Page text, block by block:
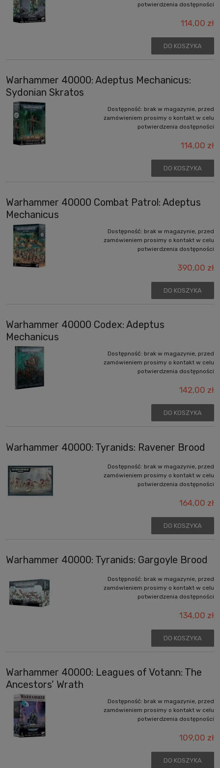
potwierdzenia dostępności
114,00 zł
DO KOSZYKA
Warhammer 40000: Adeptus Mechanicus:
Sydonian Skratos
Dostępność: brak w magazynie, przed
zamówieniem prosimy o kontakt w celu
potwierdzenia dostępności
114,00 zł
DO KOSZYKA
Warhammer 40000 Combat Patrol: Adeptus
Mechanicus
Dostępność: brak w magazynie, przed
zamówieniem prosimy o kontakt w celu
potwierdzenia dostępności
390,00 zł
DO KOSZYKA
Warhammer 40000 Codex: Adeptus
Mechanicus
Dostępność: brak w magazynie, przed
zamówieniem prosimy o kontakt w celu
potwierdzenia dostępności
142,00 zł
DO KOSZYKA
Warhammer 40000: Tyranids: Ravener Brood
Dostępność: brak w magazynie, przed
zamówieniem prosimy o kontakt w celu
potwierdzenia dostępności
164,00 zł
DO KOSZYKA
Warhammer 40000: Tyranids: Gargoyle Brood
Dostępność: brak w magazynie, przed
zamówieniem prosimy o kontakt w celu
potwierdzenia dostępności
134,00 zł
DO KOSZYKA
Warhammer 40000: Leagues of Votann: The
Ancestors’ Wrath
Dostępność: brak w magazynie, przed
zamówieniem prosimy o kontakt w celu
potwierdzenia dostępności
109,00 zł
DO KOSZYKA